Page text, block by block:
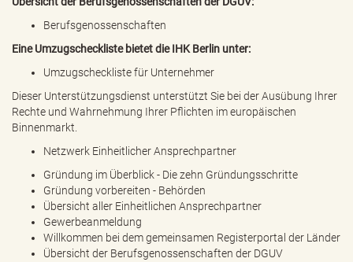
Berufsgenossenschaften
Eine Umzugscheckliste bietet die IHK Berlin unter:
Umzugscheckliste für Unternehmer
Dieser Unterstützungsdienst unterstützt Sie bei der Ausübung Ihrer
Rechte und Wahrnehmung Ihrer Pflichten im europäischen
Binnenmarkt.
Netzwerk Einheitlicher Ansprechpartner
Gründung im Überblick - Die zehn Gründungsschritte
Gründung vorbereiten - Behörden
Übersicht aller Einheitlichen Ansprechpartner
Gewerbeanmeldung
Willkommen bei dem gemeinsamen Registerportal der Länder
Übersicht der Berufsgenossenschaften der DGUV